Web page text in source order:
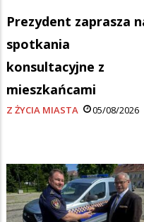
Prezydent zaprasza
spotkania
konsultacyjne z
mieszkańcami
Z ŻYCIA MIASTA 05/08/2026